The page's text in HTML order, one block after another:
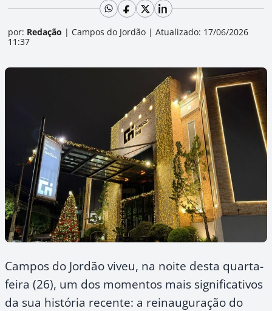
por: Redação | Campos do Jordão | Atualizado: 17/06/2026
11:37
Campos do Jordão viveu, na noite desta quarta-
feira (26), um dos momentos mais significativos
da sua história recente: a reinauguração do